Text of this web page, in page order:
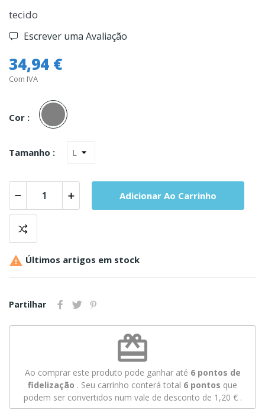
tecido
Escrever uma Avaliação
34,94 €
Com IVA
Cor :
Cinza
Tamanho :
Adicionar Ao Carrinho
 Últimos artigos em stock
Partilhar
redeem
Ao comprar este produto pode ganhar até 6pontos de
fidelização . Seu carrinho conterá total 6 pontos que
podem ser convertidos num vale de desconto de 1,20 €.